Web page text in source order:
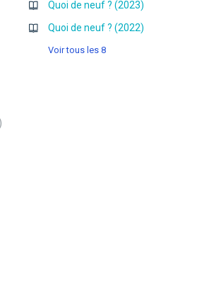
Quoi de neuf ? (2023)
Quoi de neuf ? (2022)
Voir tous les 8